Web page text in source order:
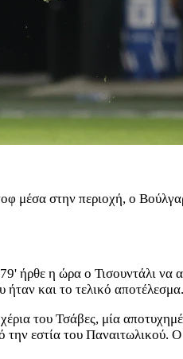
στην περιοχή, ο
ήρθε η ώρα ο Τισουντάλι
και το τελικό αποτέλεσμα.
του Τσάβες, μία
εστία του Παναιτωλικού.